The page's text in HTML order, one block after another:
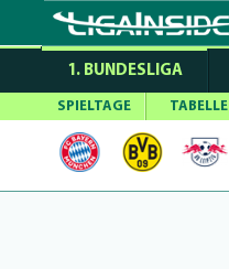
1. BUNDESLIGA
SPIELTAGE TABELLE